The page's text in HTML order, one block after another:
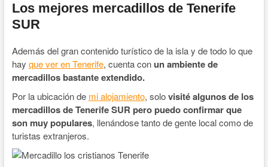
Los mejores mercadillos de Tenerife
SUR
Además del gran contenido turístico de la isla y de todo lo que
hay que ver en Tenerife, cuenta conun ambiente de
mercadillos bastante extendido.
Por la ubicación de mi alojamiento, solovisité algunos de los
mercadillos de Tenerife SUR pero puedo confirmar que
son muy populares, llenándose tanto de gente local como de
turistas extranjeros.